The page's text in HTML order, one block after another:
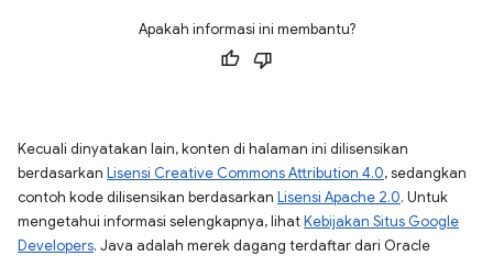
Apakah informasi ini membantu?
Kecuali dinyatakan lain, konten di halaman ini dilisensikan
berdasarkan Lisensi Creative Commons Attribution 4.0, sedangkan
contoh kode dilisensikan berdasarkan Lisensi Apache 2.0. Untuk
mengetahui informasi selengkapnya, lihatKebijakan Situs Google
Developers. Java adalah merek dagang terdaftar dari Oracle